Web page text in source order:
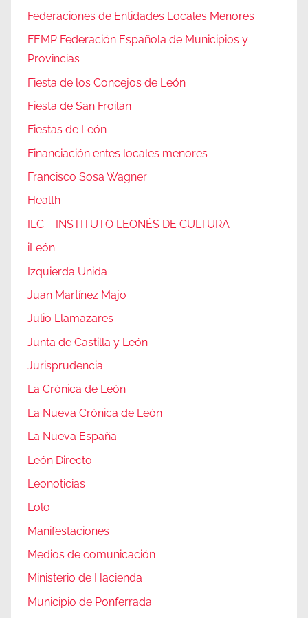
Federaciones de Entidades Locales Menores
FEMP Federación Española de Municipios y
Provincias
Fiesta de los Concejos de León
Fiesta de San Froilán
Fiestas de León
Financiación entes locales menores
Francisco Sosa Wagner
Health
ILC – INSTITUTO LEONÉS DE CULTURA
iLeón
Izquierda Unida
Juan Martínez Majo
Julio Llamazares
Junta de Castilla y León
Jurisprudencia
La Crónica de León
La Nueva Crónica de León
La Nueva España
León Directo
Leonoticias
Lolo
Manifestaciones
Medios de comunicación
Ministerio de Hacienda
Municipio de Ponferrada